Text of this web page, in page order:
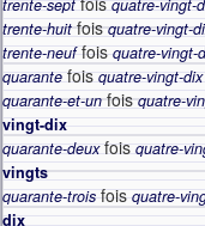
trente-sept
quatre-vingt-
trente-huitfoisquatre-vingt-
trente-neuffois quatre-vingt-
quarante fois quatre-vingt-dix
quarante-et-unfoisquatre-
vingt-dix
quarante-deuxfois quatre-
vingts
quarante-trois fois quatre-
dix